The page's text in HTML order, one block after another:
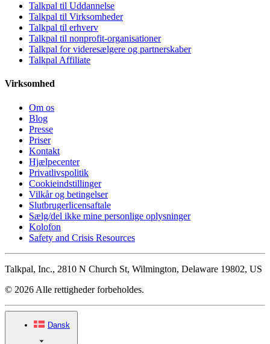
Talkpal til Uddannelse
Talkpal til Virksomheder
Talkpal til erhverv
Talkpal til nonprofit-organisationer
Talkpal for videresælgere og partnerskaber
Talkpal Affiliate
Virksomhed
Om os
Blog
Presse
Priser
Kontakt
Hjælpecenter
Privatlivspolitik
Cookieindstillinger
Vilkår og betingelser
Slutbrugerlicensaftale
Sælg/del ikke mine personlige oplysninger
Kolofon
Safety and Crisis Resources
Talkpal, Inc., 2810 N Church St, Wilmington, Delaware 19802, US
© 2026 Alle rettigheder forbeholdes.
Dansk